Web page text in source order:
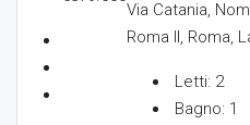
Via Catania,
Roma II, Roma,
Letti: 2
Bagno: 1